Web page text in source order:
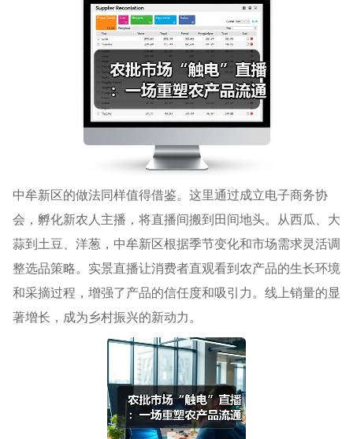
中牟新区的做法同样值得借鉴。这里通过成立电子商务协
会，孵化新农人主播，将直播间搬到田间地头。从西瓜、大
蒜到土豆、洋葱，中牟新区根据季节变化和市场需求灵活调
整选品策略。实景直播让消费者直观看到农产品的生长环境
和采摘过程，增强了产品的信任度和吸引力。线上销量的显
著增长，成为乡村振兴的新动力。